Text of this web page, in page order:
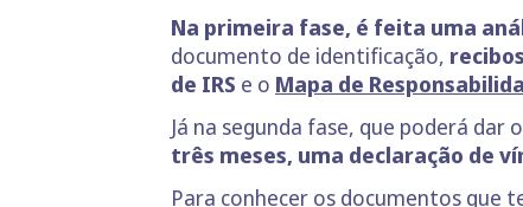
Na primeira fase, é feita uma
documento de identificação,
de IRS e o Mapa de
Já na segunda fase, que poderá
três meses, uma declaração de
Para conhecer os documentos que